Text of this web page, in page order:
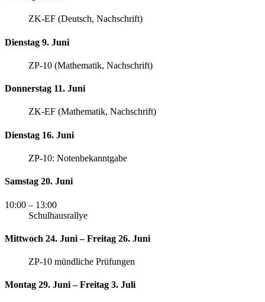
ZK-EF (Deutsch, Nachschrift)
Dienstag 9. Juni
ZP-10 (Mathematik, Nachschrift)
Donnerstag 11. Juni
ZK-EF (Mathematik, Nachschrift)
Dienstag 16. Juni
ZP-10: Notenbekanntgabe
Samstag 20. Juni
10:00 – 13:00
Schulhausrallye
Mittwoch 24. Juni – Freitag 26. Juni
ZP-10 mündliche Prüfungen
Montag 29. Juni – Freitag 3. Juli